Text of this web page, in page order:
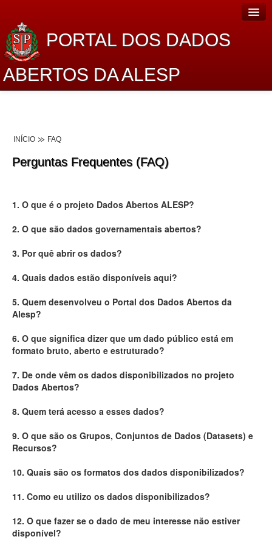
PORTAL DOS DADOS
ABERTOS DA ALESP
Lei de Acesso à Informação
Administração
Legislação
Perguntas frequentes
Contato
INÍCIO FAQ
Perguntas Frequentes (FAQ)
1. O que é o projeto Dados Abertos ALESP?
2. O que são dados governamentais abertos?
3. Por quê abrir os dados?
4. Quais dados estão disponíveis aqui?
5. Quem desenvolveu o Portal dos Dados Abertos da
Alesp?
6. O que significa dizer que um dado público está em
formato bruto, aberto e estruturado?
7. De onde vêm os dados disponibilizados no projeto
Dados Abertos?
8. Quem terá acesso a esses dados?
9. O que são os Grupos, Conjuntos de Dados (Datasets) e
Recursos?
10. Quais são os formatos dos dados disponibilizados?
11. Como eu utilizo os dados disponibilizados?
12. O que fazer se o dado de meu interesse não estiver
disponível?